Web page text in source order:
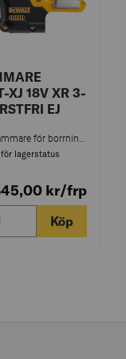
XJ 18V XR 3-
EJ
lagerstatus
kr/frp
Köp